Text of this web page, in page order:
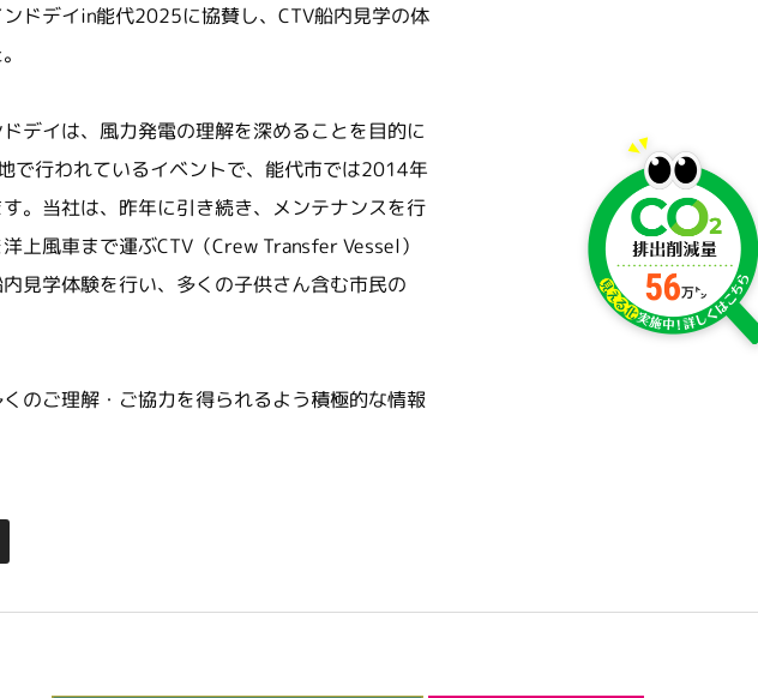
ドデイin能代2025に協賛し、CTV船内見学の体
デイは、風力発電の理解を深めることを目的に
で行われているイベントで、能代市では2014年
。当社は、昨年に引き続き、メンテナンスを行
上風車まで運ぶCTV（Crew Transfer Vessel）
内見学体験を行い、多くの子供さん含む市民の
のご理解・ご協力を得られるよう積極的な情報